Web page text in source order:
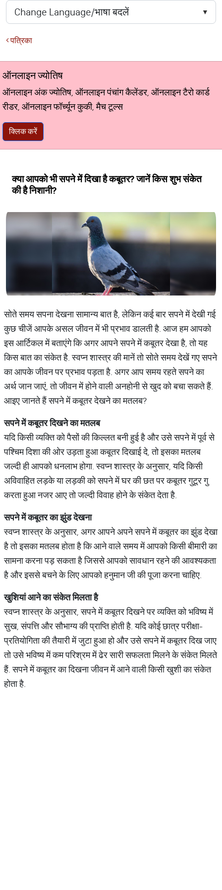
पत्रिका
ऑनलाइन ज्योतिष
ऑनलाइन अंक ज्योतिष, ऑनलाइन पंचांग कैलेंडर, ऑनलाइन टैरो कार्ड
रीडर, ऑनलाइन फॉर्च्यून कुकी, मैच टूल्स
क्लिक करें
क्या आपको भी सपने में दिखा है कबूतर? जानें किस शुभ संकेत
की है निशानी?
सोते समय सपना देखना सामान्य बात है, लेकिन कई बार सपने में देखी गई
कुछ चीजें आपके असल जीवन में भी प्रभाव डालती है. आज हम आपको
इस आर्टिकल में बताएंगे कि अगर आपने सपने में कबूतर देखा है, तो यह
किस बात का संकेत है. स्वप्न शास्त्र की मानें तो सोते समय देखें गए सपने
का आपके जीवन पर प्रभाव पड़ता है. अगर आप समय रहते सपने का
अर्थ जान जाएं, तो जीवन में होने वाली अनहोनी से खुद को बचा सकते हैं.
आइए जानते हैं सपने में कबूतर देखने का मतलब?
सपनेमेंकबूतरदिखनेकामतलब
यदि किसी व्यक्ति को पैसों की किल्लत बनी हुई है और उसे सपने में पूर्व से
पश्चिम दिशा की ओर उड़ता हुआ कबूतर दिखाई दे, तो इसका मतलब
जल्दी ही आपको धनलाभ होगा. स्वप्न शास्त्र के अनुसार, यदि किसी
अविवाहित लड़के या लड़की को सपने में घर की छत पर कबूतर गुटूर गु
करता हुआ नजर आए तो जल्दी विवाह होने के संकेत देता है.
सपनेमेंकबूतरकाझुंडदेखना
स्वप्न शास्त्र के अनुसार, अगर आपने अपने सपने में कबूतर का झुंड देखा
है तो इसका मतलब होता है कि आने वाले समय में आपको किसी बीमारी का
सामना करना पड़ सकता है जिससे आपको सावधान रहने की आवश्यकता
है और इससे बचने के लिए आपको हनुमान जी की पूजा करना चाहिए.
खुशियांआनेकासंकेतमिलताहै
स्वप्न शास्त्र के अनुसार, सपने में कबूतर दिखने पर व्यक्ति को भविष्य में
सुख, संपत्ति और सौभाग्य की प्राप्ति होती है. यदि कोई छात्र परीक्षा-
प्रतियोगिता की तैयारी में जुटा हुआ हो और उसे सपने में कबूतर दिख जाए
तो उसे भविष्य में कम परिश्रम में ढेर सारी सफलता मिलने के संकेत मिलते
हैं. सपने में कबूतर का दिखना जीवन में आने वाली किसी खुशी का संकेत
होता है. ​